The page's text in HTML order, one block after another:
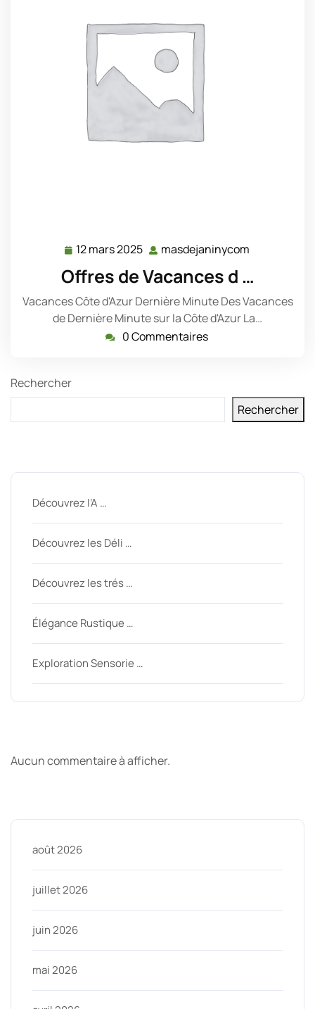
12 mars 2025 12
mars
2025
masdejaninycom
Offres de Vacances d …
Vacances Côte d'Azur Dernière Minute Des Vacances
de Dernière Minute sur la Côte d'Azur La…
0 Commentaires
Rechercher
Rechercher
Découvrez l’A …
Découvrez les Déli …
Découvrez les trés …
Élégance Rustique …
Exploration Sensorie …
Aucun commentaire à afficher.
août 2026
juillet 2026
juin 2026
mai 2026